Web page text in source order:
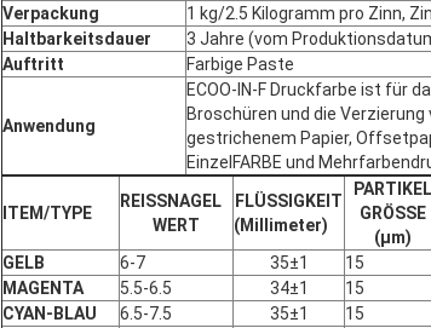
Verpackung
1 kg/2.5 Kilogramm pro Zinn,
Haltbarkeitsdauer
3 Jahre (vom
Auftritt
Farbige Paste
Anwendung
ECOO-IN-F Druckfarbe ist für
Broschüren und die
gestrichenem Papier,
EinzelFARBE und
ITEM/TYPE
REISSNAGEL
WERT
FLÜSSIGKEIT
(Millimeter)
PARTIKEL
GRÖSSE
(μm)
GELB
6-7 35±1 15
MAGENTA
5.5-6.5 34±1 15
CYAN-BLAU
6.5-7.5 35±1 15